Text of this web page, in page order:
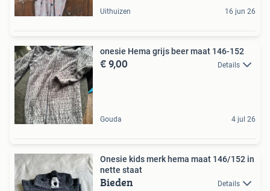
Uithuizen 16 jun 26
onesie Hema grijs beer maat 146-152
€ 9,00 Details
Gouda 4 jul 26
Onesie kids merk hema maat 146/152 in
nette staat
Bieden Details